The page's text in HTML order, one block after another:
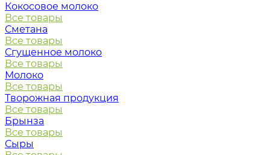
Кокосовое молоко
Все товары
Сметана
Все товары
Сгущенное молоко
Все товары
Молоко
Все товары
Творожная продукция
Все товары
Брынза
Все товары
Сыры